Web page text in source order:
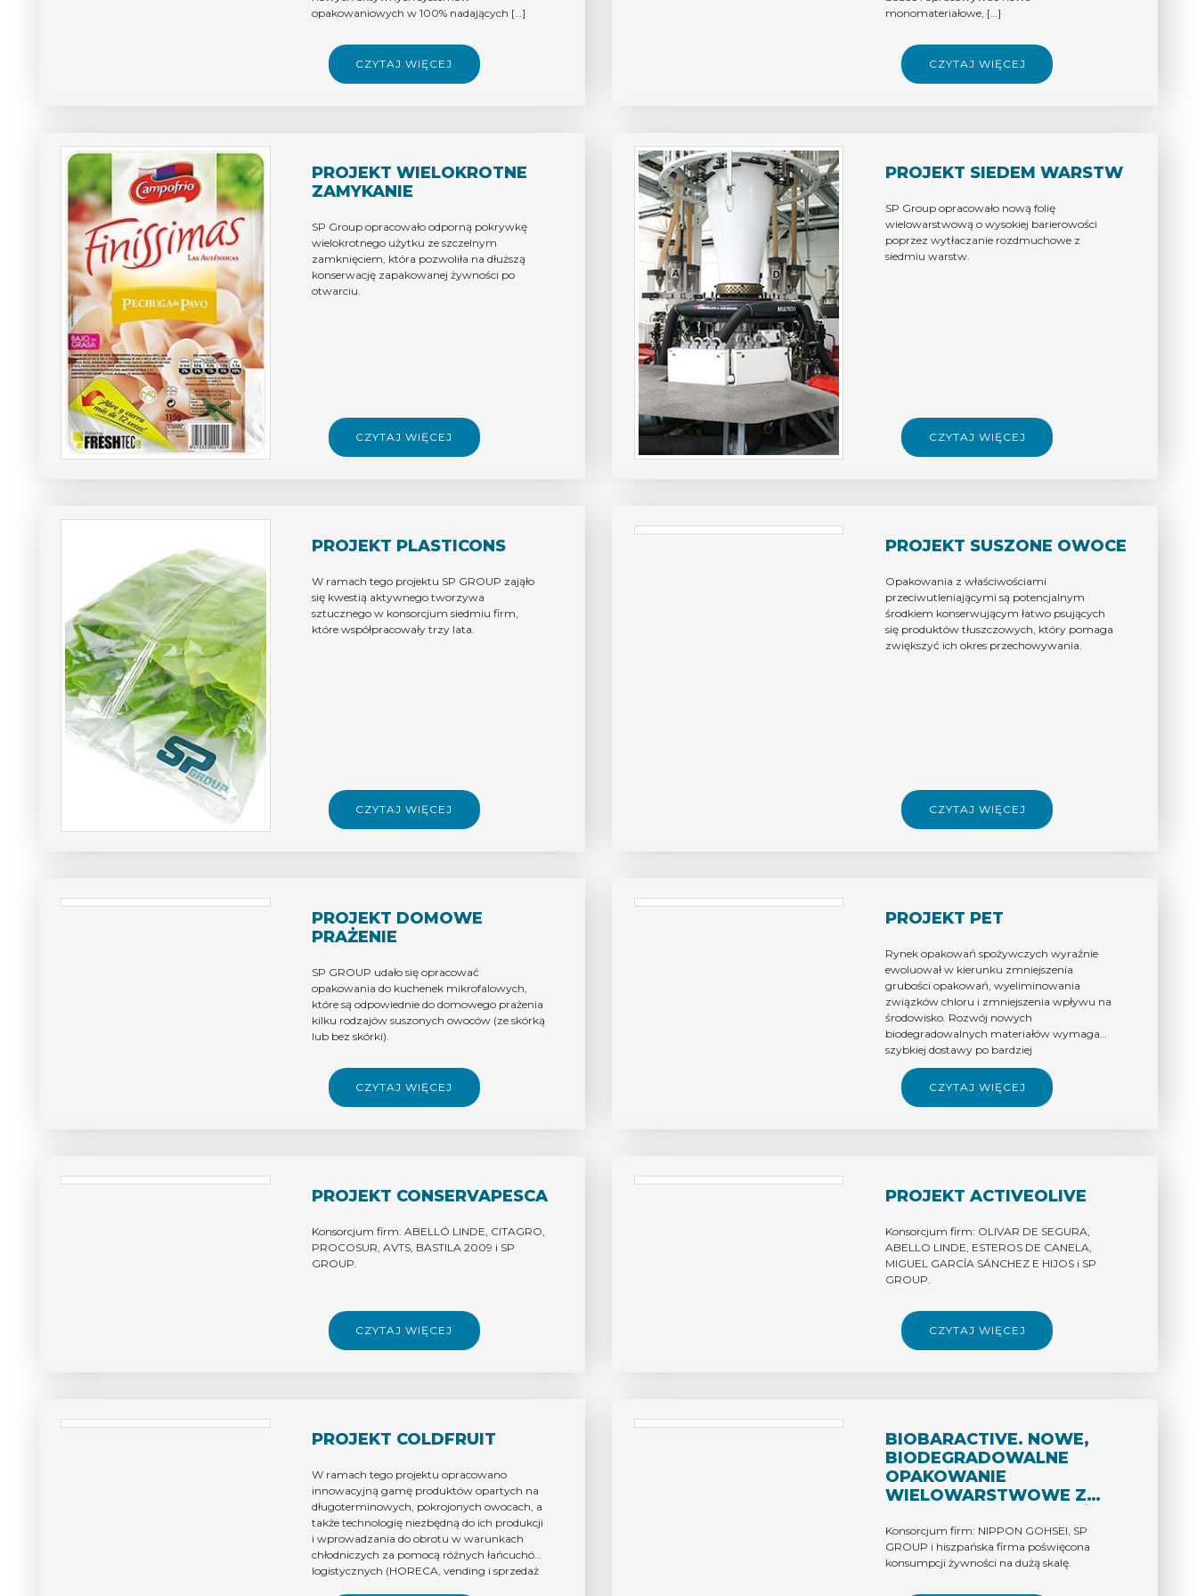
opakowaniowych w 100% nadających […]
CZYTAJ WIĘCEJ
ODPORNYMI NA WYSOKIE
PRZYSTOSOWANYMI DO
PRZEMYSŁU MIĘSNEGO”
monomateriałowe, […]
CZYTAJ WIĘCEJ
PROJEKT WIELOKROTNE
ZAMYKANIE
SP Group opracowało odporną pokrywkę
wielokrotnego użytku ze szczelnym
zamknięciem, która pozwoliła na dłuższą
konserwację zapakowanej żywności po
otwarciu.
CZYTAJ WIĘCEJ
PROJEKT SIEDEM WARSTW
SP Group opracowało nową folię
wielowarstwową o wysokiej barierowości
poprzez wytłaczanie rozdmuchowe z
siedmiu warstw.
CZYTAJ WIĘCEJ
PROJEKT PLASTICONS
W ramach tego projektu SP GROUP zająło
się kwestią aktywnego tworzywa
sztucznego w konsorcjum siedmiu firm,
które współpracowały trzy lata.
CZYTAJ WIĘCEJ
PROJEKT SUSZONE OWOCE
Opakowania z właściwościami
przeciwutleniającymi są potencjalnym
środkiem konserwującym łatwo psujących
się produktów tłuszczowych, który pomaga
zwiększyć ich okres przechowywania.
CZYTAJ WIĘCEJ
PROJEKT DOMOWE
PRAŻENIE
SP GROUP udało się opracować
opakowania do kuchenek mikrofalowych,
które są odpowiednie do domowego prażenia
kilku rodzajów suszonych owoców (ze skórką
lub bez skórki).
CZYTAJ WIĘCEJ
PROJEKT PET
Rynek opakowań spożywczych wyraźnie
ewoluował w kierunku zmniejszenia
grubości opakowań, wyeliminowania
związków chloru i zmniejszenia wpływu na
środowisko. Rozwój nowych
biodegradowalnych materiałów wymaga
szybkiej dostawy po bardziej
konkurencyjnych cenach, dlatego SP
GROUP opracowało alternatywę dla
opakowań monomateriałowych.
CZYTAJ WIĘCEJ
PROJEKT CONSERVAPESCA
Konsorcjum firm: ABELLÓ LINDE, CITAGRO,
PROCOSUR, AVTS, BASTILA 2009 i SP
GROUP.
CZYTAJ WIĘCEJ
PROJEKT ACTIVEOLIVE
Konsorcjum firm: OLIVAR DE SEGURA,
ABELLO LINDE, ESTEROS DE CANELA,
MIGUEL GARCÍA SÁNCHEZ E HIJOS i SP
GROUP.
CZYTAJ WIĘCEJ
PROJEKT COLDFRUIT
W ramach tego projektu opracowano
innowacyjną gamę produktów opartych na
długoterminowych, pokrojonych owocach, a
także technologię niezbędną do ich produkcji
i wprowadzania do obrotu w warunkach
chłodniczych za pomocą różnych łańcuchów
logistycznych (HORECA, vending i sprzedaż
BIOBARACTIVE. NOWE,
BIODEGRADOWALNE
OPAKOWANIE
WIELOWARSTWOWE Z
W STOSUNKU DO GAZÓW
ORAZ Z WŁAŚCIWOŚCIAMI
BAKTERIOBÓJCZYMI W
Konsorcjum firm: NIPPON GOHSEI, SP
GROUP i hiszpańska firma poświęcona
konsumpcji żywności na dużą skalę.